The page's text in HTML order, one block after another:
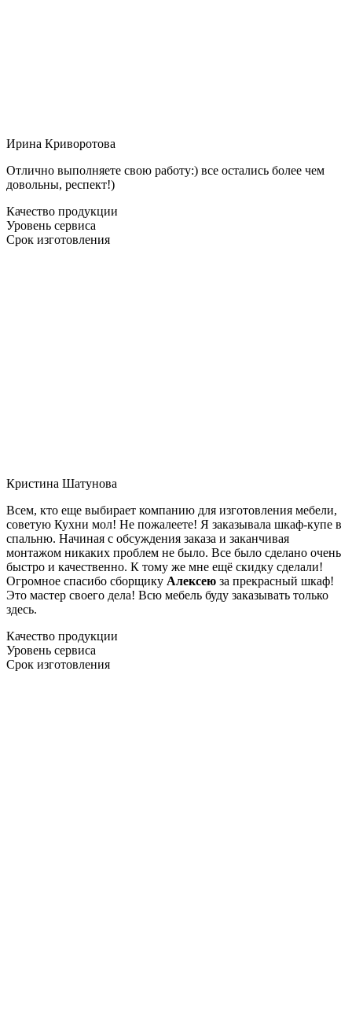
Ирина Криворотова
Отлично выполняете свою работу:) все остались более чем
довольны, респект!)
Качество продукции
Уровень сервиса
Срок изготовления
Кристина Шатунова
Всем, кто еще выбирает компанию для изготовления мебели,
советую Кухни мол! Не пожалеете! Я заказывала шкаф-купе в
спальню. Начиная с обсуждения заказа и заканчивая
монтажом никаких проблем не было. Все было сделано очень
быстро и качественно. К тому же мне ещё скидку сделали!
Огромное спасибо сборщику Алексею за прекрасный шкаф!
Это мастер своего дела! Всю мебель буду заказывать только
здесь.
Качество продукции
Уровень сервиса
Срок изготовления